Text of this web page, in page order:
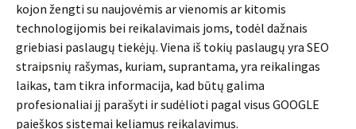
kojon žengti su naujovėmis ar vienomis ar kitomis
technologijomis bei reikalavimais joms, todėl dažnais
griebiasi paslaugų tiekėjų. Viena iš tokių paslaugų yra SEO
straipsnių rašymas, kuriam, suprantama, yra reikalingas
laikas, tam tikra informacija, kad būtų galima
profesionaliai jį parašyti ir sudėlioti pagal visus GOOGLE
paieškos sistemai keliamus reikalavimus.